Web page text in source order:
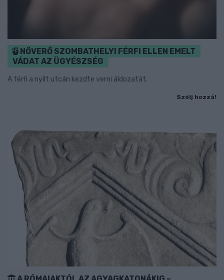
NŐVERŐ SZOMBATHELYI FÉRFI ELLEN EMELT
VÁDAT AZ ÜGYÉSZSÉG
A férfi a nyílt utcán kezdte verni áldozatát.
Szólj hozzá!